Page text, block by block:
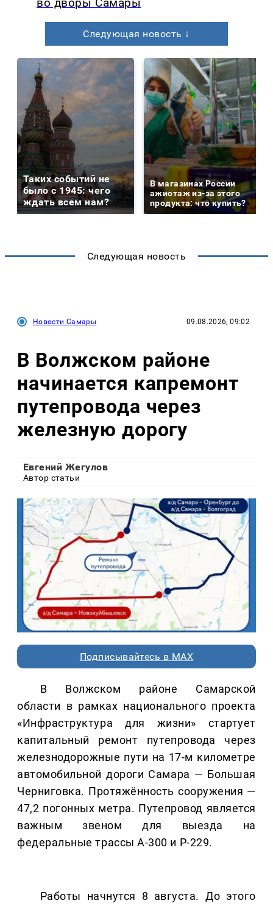
во дворы Самары
Следующая новость ↓
Таких событий не
было с 1945: чего
ждать всем нам?
В магазинах России
ажиотаж из-за этого
продукта: что купить?
Следующая новость
Новости Самары 09.08.2026, 09:02
В Волжском районе
начинается капремонт
путепровода через
железную дорогу
Евгений Жегулов
Автор статьи
Подписывайтесь в MAX
В Волжском районе Самарской
области в рамках национального проекта
«Инфраструктура для жизни» стартует
капитальный ремонт путепровода через
железнодорожные пути на 17-м километре
автомобильной дороги Самара — Большая
Черниговка. Протяжённость сооружения —
47,2 погонных метра. Путепровод является
важным звеном для выезда на
федеральные трассы А-300 и Р-229.
Работы начнутся 8 августа. До этого